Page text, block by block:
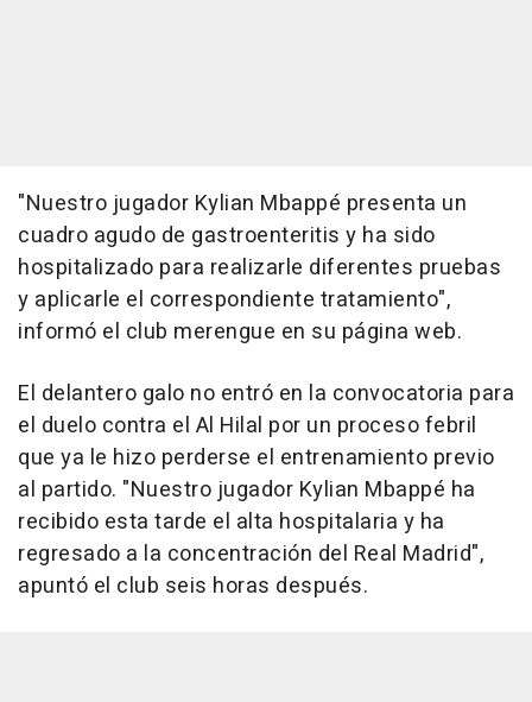
"Nuestro jugador Kylian Mbappé presenta un
cuadro agudo de gastroenteritis y ha sido
hospitalizado para realizarle diferentes pruebas
y aplicarle el correspondiente tratamiento",
informó el club merengue en su página web.
El delantero galo no entró en la convocatoria para
el duelo contra el Al Hilal por un proceso febril
que ya le hizo perderse el entrenamiento previo
al partido. "Nuestro jugador Kylian Mbappé ha
recibido esta tarde el alta hospitalaria y ha
regresado a la concentración del Real Madrid",
apuntó el club seis horas después.